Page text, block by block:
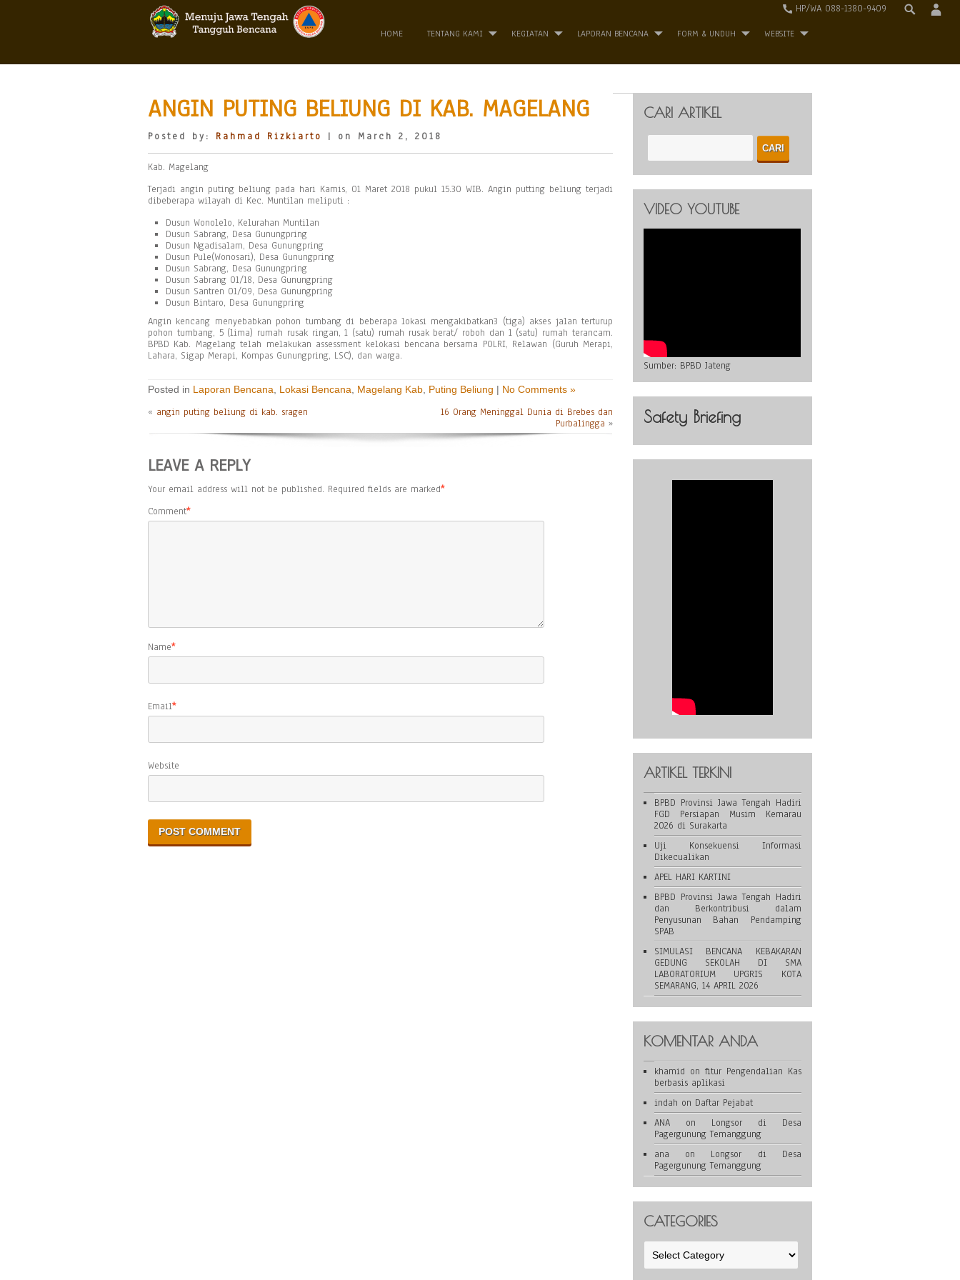
HP/WA 088-1380-9409
HOME TENTANG KAMI KEGIATAN LAPORAN BENCANA FORM & UNDUH WEBSITE
ANGIN PUTING BELIUNG DI KAB. MAGELANG
Posted by: Rahmad Rizkiarto | on March 2, 2018
Kab. Magelang
Terjadi angin puting beliung pada hari Kamis, 01 Maret 2018 pukul 15.30 WIB. Angin putting beliung terjadi
dibeberapa wilayah di Kec. Muntilan meliputi :
Dusun Wonolelo, Kelurahan Muntilan
Dusun Sabrang, Desa Gunungpring
Dusun Ngadisalam, Desa Gunungpring
Dusun Pule(Wonosari), Desa Gunungpring
Dusun Sabrang, Desa Gunungpring
Dusun Sabrang 01/18, Desa Gunungpring
Dusun Santren 01/09, Desa Gunungpring
Dusun Bintaro, Desa Gunungpring
Angin kencang menyebabkan pohon tumbang di beberapa lokasi mengakibatkan3 (tiga) akses jalan terturup
pohon tumbang, 5 (lima) rumah rusak ringan, 1 (satu) rumah rusak berat/ roboh dan 1 (satu) rumah terancam.
BPBD Kab. Magelang telah melakukan assessment kelokasi bencana bersama POLRI, Relawan (Guruh Merapi,
Lahara, Sigap Merapi, Kompas Gunungpring, LSC), dan warga.
Posted in Laporan Bencana Lokasi Bencana Magelang Kab Puting Beliung | No Comments »
« angin puting beliung di kab. sragen
16 Orang Meninggal Dunia di Brebes dan
Purbalingga »
LEAVE A REPLY
Your email address will not be published. Required fields are marked*
Comment*
Name*
Email*
Website
CARI ARTIKEL
VIDEO YOUTUBE
Sumber: BPBD Jateng
Safety Briefing
ARTIKEL TERKINI
BPBD Provinsi Jawa Tengah Hadiri
FGD Persiapan Musim Kemarau
2026 di Surakarta
Uji Konsekuensi Informasi
Dikecualikan
APEL HARI KARTINI
BPBD Provinsi Jawa Tengah Hadiri
dan Berkontribusi dalam
Penyusunan Bahan Pendamping
SPAB
SIMULASI BENCANA KEBAKARAN
GEDUNG SEKOLAH DI SMA
LABORATORIUM UPGRIS KOTA
SEMARANG, 14 APRIL 2026
KOMENTAR ANDA
khamid on fitur Pengendalian Kas
berbasis aplikasi
indah on Daftar Pejabat
ANAon Longsor di Desa
Pagergunung Temanggung
ana on Longsor di Desa
Pagergunung Temanggung
CATEGORIES
Categories